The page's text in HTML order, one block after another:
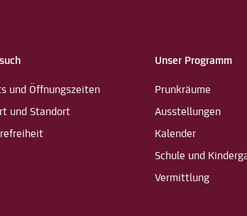
und Öffnungszeiten
und Standort
Unser Programm
Prunkräume
Ausstellungen
Kalender
Schule und
Vermittlung